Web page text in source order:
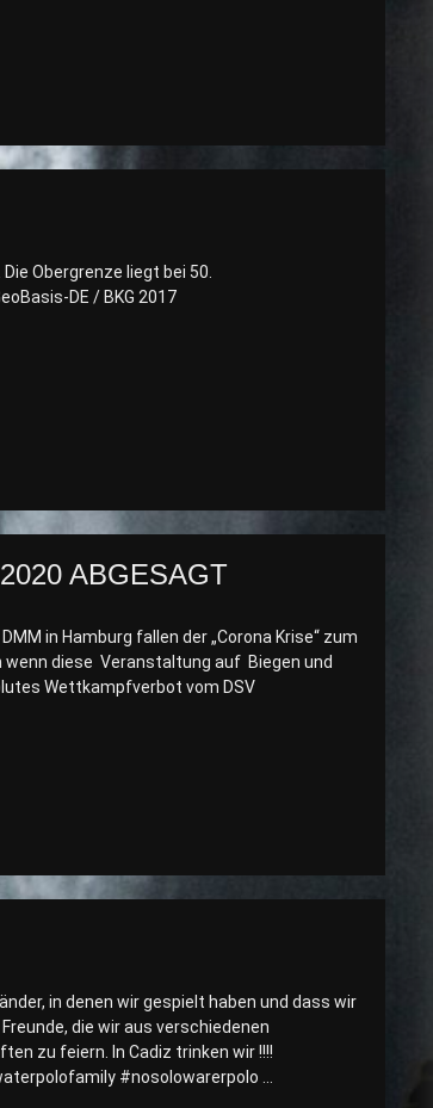
Obergrenze liegt bei 50.
DE / BKG 2017
ABGESAGT
in Hamburg fallen der „Corona Krise“ zum
diese Veranstaltung auf Biegen und
Wettkampfverbot vom DSV
in denen wir gespielt haben und dass wir
die wir aus verschiedenen
zu feiern. In Cadiz trinken wir !!!!
#nosolowarerpolo …